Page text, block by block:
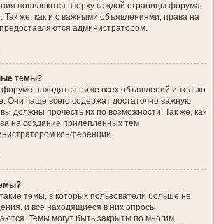
появляются вверху каждой страницы форума,
Так же, как и с важными объявлениями, права на
администратором.
темы?
находятся ниже всех объявлений и только
Они чаще всего содержат достаточно важную
должны прочесть их по возможности. Так же, как
на создание прилепленных тем
конференции.
темы, в которых пользователи больше не
и все находящиеся в них опросы
Темы могут быть закрыты по многим